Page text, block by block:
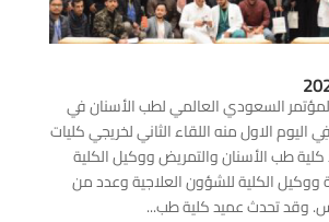
السعودي العالمي لطب الأسنان في
تاريخ 24/2/2021 فِي اليوم الاول منه اللقاء الثاني لخريجي كليات
كلية طب الأسنان والتمريض ووكيل الكلية
ووكيل الكلية للشؤون العلاجية وعدد من
وقد تحدث عميد كلية طب...